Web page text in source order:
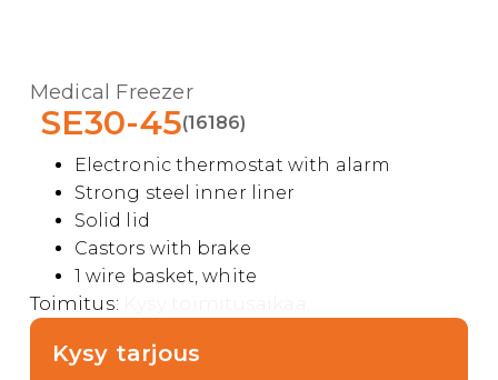
Medical Freezer
SE30-45(16186)
Electronic thermostat with alarm
Strong steel inner liner
Solid lid
Castors with brake
1 wire basket, white
Toimitus:
Kysy tarjous